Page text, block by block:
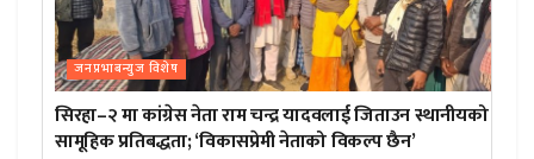
जनप्रभाबन्युज विशेष
सिरहा–२ मा कांग्रेस नेता राम चन्द्र यादवलाई जिताउन स्थानीयको
सामूहिक प्रतिबद्धता; ‘विकासप्रेमी नेताको विकल्प छैन’